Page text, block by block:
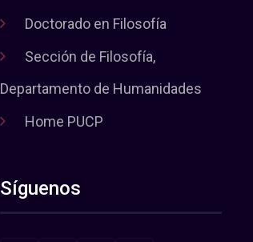
Doctorado en Filosofía
Sección de Filosofía,
Departamento de Humanidades
Home PUCP
Síguenos